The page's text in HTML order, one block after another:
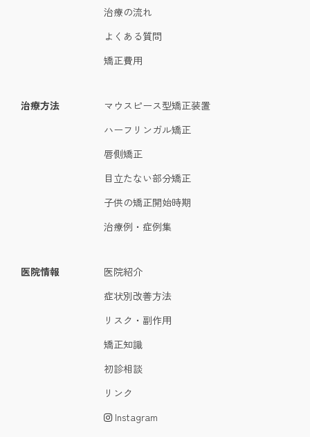
治療の流れ
よくある質問
矯正費用
治療方法
マウスピース型矯正装置
ハーフリンガル矯正
唇側矯正
目立たない部分矯正
子供の矯正開始時期
治療例・症例集
医院情報
医院紹介
症状別改善方法
リスク・副作用
矯正知識
初診相談
リンク
Instagram